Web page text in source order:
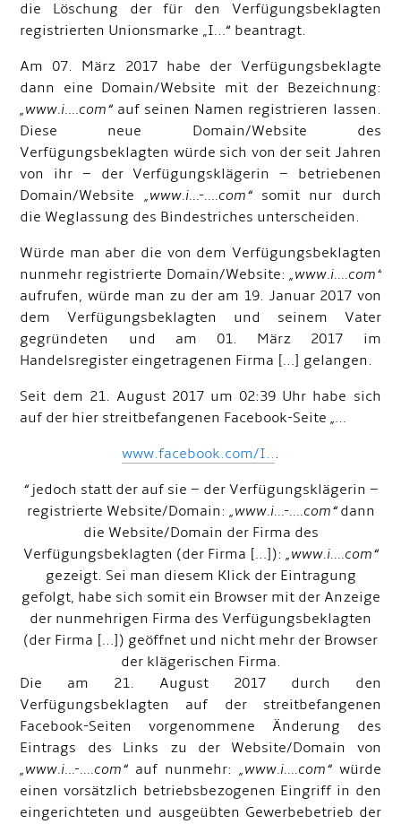
die Löschung der für den Verfügungsbeklagten
registrierten Unionsmarke „I…“ beantragt.
Am 07. März 2017 habe der Verfügungsbeklagte
dann eine Domain/Website mit der Bezeichnung:
„www.i....com“auf seinen Namen registrieren lassen.
Diese neue Domain/Website des
Verfügungsbeklagten würde sich von der seit Jahren
von ihr – der Verfügungsklägerin – betriebenen
Domain/Website „www.i...-....com“ somit nur durch
die Weglassung des Bindestriches unterscheiden.
Würde man aber die von dem Verfügungsbeklagten
nunmehr registrierte Domain/Website: „www.i....com“
aufrufen, würde man zu der am 19. Januar 2017 von
dem Verfügungsbeklagten und seinem Vater
gegründeten und am 01. März 2017 im
Handelsregister eingetragenen Firma […] gelangen.
Seit dem 21. August 2017 um 02:39 Uhr habe sich
auf der hier streitbefangenen Facebook-Seite„…
www.facebook.com/I.. .
“ jedoch statt der auf sie – der Verfügungsklägerin –
registrierte Website/Domain: „www.i...-....com“ dann
die Website/Domain der Firma des
Verfügungsbeklagten (der Firma […]): „www.i....com“
gezeigt. Sei man diesem Klick der Eintragung
gefolgt, habe sich somit ein Browser mit der Anzeige
der nunmehrigen Firma des Verfügungsbeklagten
(der Firma […]) geöffnet und nicht mehr der Browser
der klägerischen Firma.
Die am 21. August 2017 durch den
Verfügungsbeklagten auf der streitbefangenen
Facebook-Seiten vorgenommene Änderung des
Eintrags des Links zu der Website/Domain von
„www.i...-....com“ auf nunmehr:„www.i....com“würde
einen vorsätzlich betriebsbezogenen Eingriff in den
eingerichteten und ausgeübten Gewerbebetrieb der